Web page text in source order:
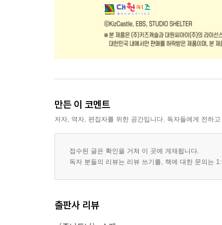
만든 이 코멘트
저자, 역자, 편집자를 위한 공간입니다. 독자들에게 전하
접수된 글은 확인을 거쳐 이 곳에 게재됩니다.
독자 분들의 리뷰는 리뷰 쓰기를, 책에 대한 문의는
출판사 리뷰